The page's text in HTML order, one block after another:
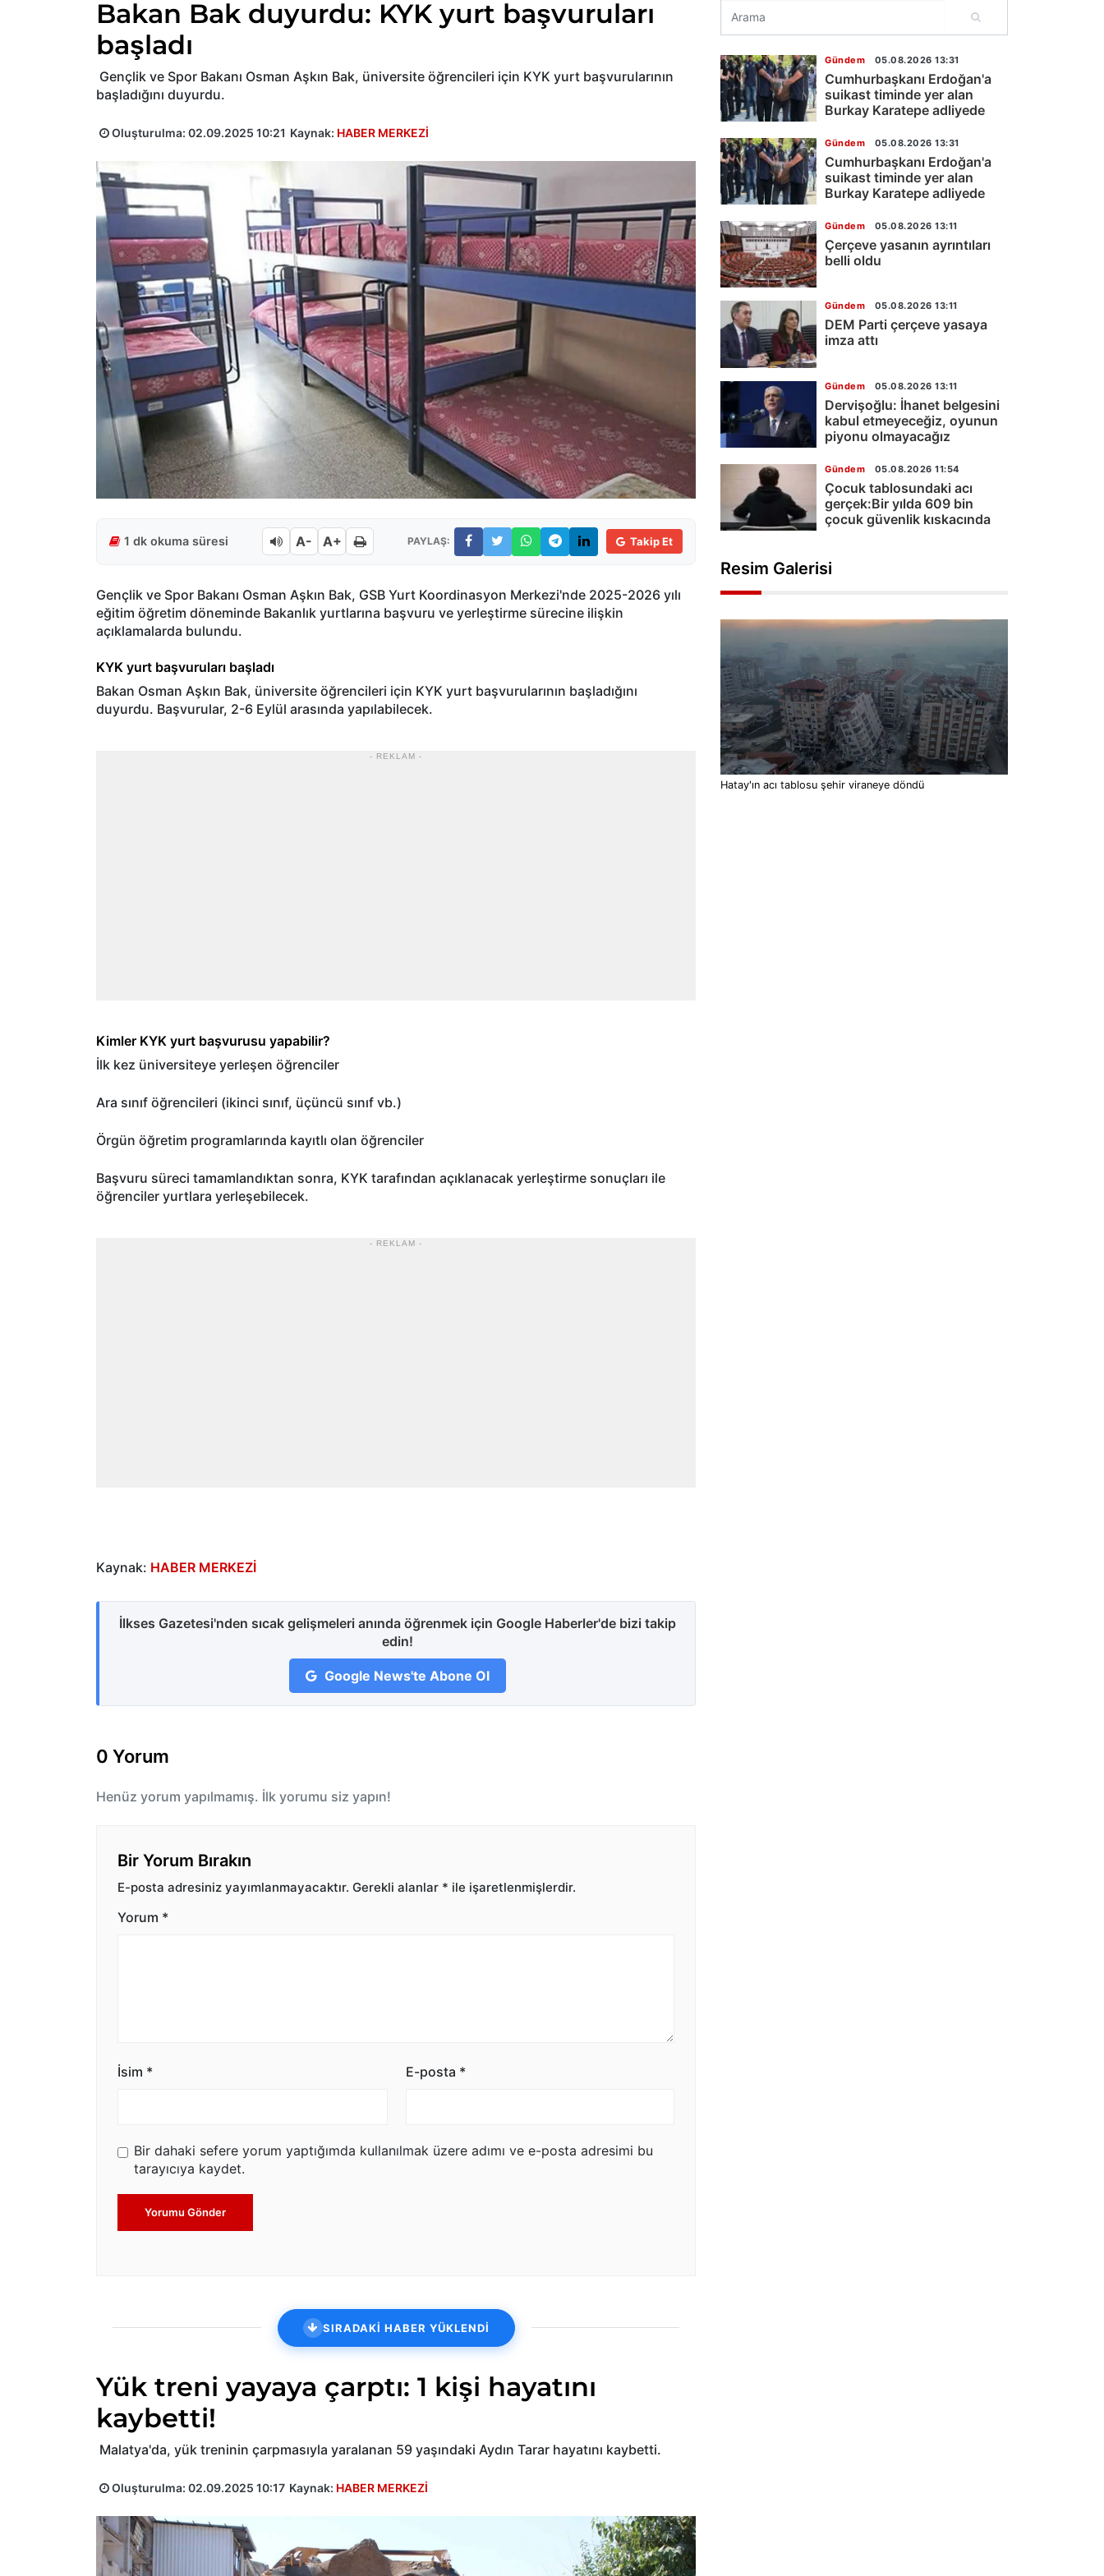
Bakan Bak duyurdu: KYK yurt başvuruları
başladı
Gençlik ve Spor Bakanı Osman Aşkın Bak, üniversite öğrencileri için KYK yurt başvurularının
başladığını duyurdu.
Oluşturulma: 02.09.2025 10:21 Kaynak: HABER MERKEZİ
1 dk okuma süresi A- A+ PAYLAŞ: Takip Et
Gençlik ve Spor Bakanı Osman Aşkın Bak, GSB Yurt Koordinasyon Merkezi'nde 2025-2026 yılı
eğitim öğretim döneminde Bakanlık yurtlarına başvuru ve yerleştirme sürecine ilişkin
açıklamalarda bulundu.
KYK yurt başvuruları başladı
Bakan Osman Aşkın Bak, üniversite öğrencileri için KYK yurt başvurularının başladığını
duyurdu. Başvurular, 2-6 Eylül arasında yapılabilecek.
- REKLAM -
Kimler KYK yurt başvurusu yapabilir?
İlk kez üniversiteye yerleşen öğrenciler
Ara sınıf öğrencileri (ikinci sınıf, üçüncü sınıf vb.)
Örgün öğretim programlarında kayıtlı olan öğrenciler
Başvuru süreci tamamlandıktan sonra, KYK tarafından açıklanacak yerleştirme sonuçları ile
öğrenciler yurtlara yerleşebilecek.
- REKLAM -
Kaynak: HABER MERKEZİ
İlkses Gazetesi'nden sıcak gelişmeleri anında öğrenmek için Google Haberler'de bizi takip
edin!
Google News'te Abone Ol
0 Yorum
Henüz yorum yapılmamış. İlk yorumu siz yapın!
Bir Yorum Bırakın
E-posta adresiniz yayımlanmayacaktır. Gerekli alanlar * ile işaretlenmişlerdir.
Yorum *
İsim * E-posta *
Bir dahaki sefere yorum yaptığımda kullanılmak üzere adımı ve e-posta adresimi bu
tarayıcıya kaydet.
Yorumu Gönder
SIRADAKİ HABER YÜKLENDİ
Yük treni yayaya çarptı: 1 kişi hayatını
kaybetti!
Malatya'da, yük treninin çarpmasıyla yaralanan 59 yaşındaki Aydın Tarar hayatını kaybetti.
Oluşturulma: 02.09.2025 10:17 Kaynak: HABER MERKEZİ
Gündem 05.08.2026 13:31
Cumhurbaşkanı Erdoğan'a
suikast timinde yer alan
Burkay Karatepe adliyede
Gündem 05.08.2026 13:31
Cumhurbaşkanı Erdoğan'a
suikast timinde yer alan
Burkay Karatepe adliyede
Gündem 05.08.2026 13:11
Çerçeve yasanın ayrıntıları
belli oldu
Gündem 05.08.2026 13:11
DEM Parti çerçeve yasaya
imza attı
Gündem 05.08.2026 13:11
Dervişoğlu: İhanet belgesini
kabul etmeyeceğiz, oyunun
piyonu olmayacağız
Gündem 05.08.2026 11:54
Çocuk tablosundaki acı
gerçek:Bir yılda 609 bin
çocuk güvenlik kıskacında
Resim Galerisi
Hatay'ın acı tablosu şehir viraneye döndü